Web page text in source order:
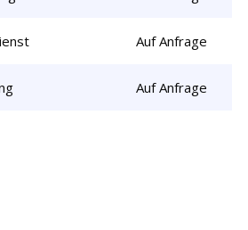
Auf Anfrage
Auf Anfrage